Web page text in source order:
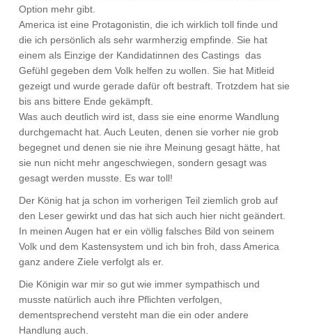
Option mehr gibt.
America ist eine Protagonistin, die ich wirklich toll finde und
die ich persönlich als sehr warmherzig empfinde. Sie hat
einem als Einzige der Kandidatinnen des Castings das
Gefühl gegeben dem Volk helfen zu wollen. Sie hat Mitleid
gezeigt und wurde gerade dafür oft bestraft. Trotzdem hat sie
bis ans bittere Ende gekämpft.
Was auch deutlich wird ist, dass sie eine enorme Wandlung
durchgemacht hat. Auch Leuten, denen sie vorher nie grob
begegnet und denen sie nie ihre Meinung gesagt hätte, hat
sie nun nicht mehr angeschwiegen, sondern gesagt was
gesagt werden musste. Es war toll!
Der König hat ja schon im vorherigen Teil ziemlich grob auf
den Leser gewirkt und das hat sich auch hier nicht geändert.
In meinen Augen hat er ein völlig falsches Bild von seinem
Volk und dem Kastensystem und ich bin froh, dass America
ganz andere Ziele verfolgt als er.
Die Königin war mir so gut wie immer sympathisch und
musste natürlich auch ihre Pflichten verfolgen,
dementsprechend versteht man die ein oder andere
Handlung auch.